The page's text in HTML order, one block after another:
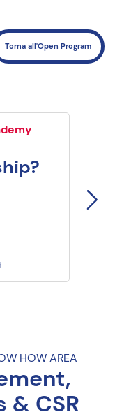
Torna all'Open Program
HOW AREA
& CSR